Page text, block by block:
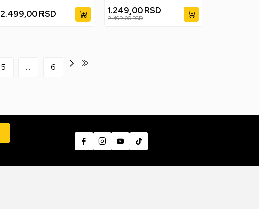
2.499,00 RSD 1.249,00RSD
2.499,00RSD
5 ... 6